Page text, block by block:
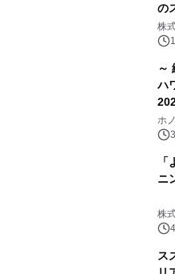
の
株
～
ハ
テ
ホ
ニ
株
ス